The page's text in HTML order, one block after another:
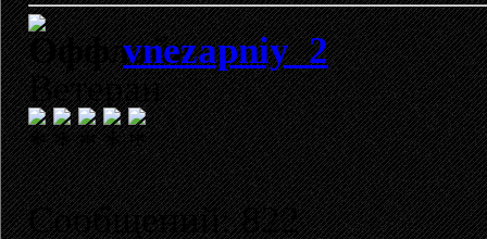
vnezapniy_2
Ветеран
Сообщений: 822